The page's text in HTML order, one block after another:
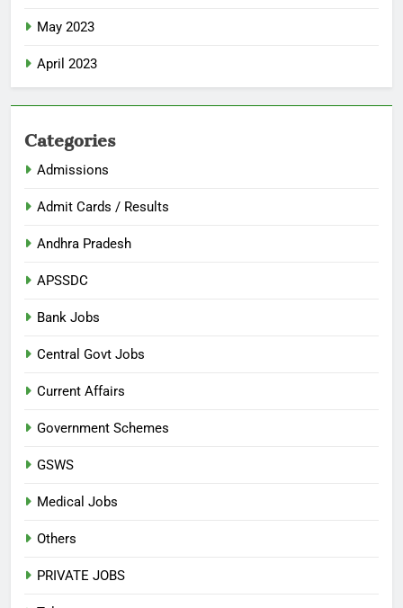
May 2023
April 2023
Categories
Admissions
Admit Cards / Results
Andhra Pradesh
APSSDC
Bank Jobs
Central Govt Jobs
Current Affairs
Government Schemes
GSWS
Medical Jobs
Others
PRIVATE JOBS